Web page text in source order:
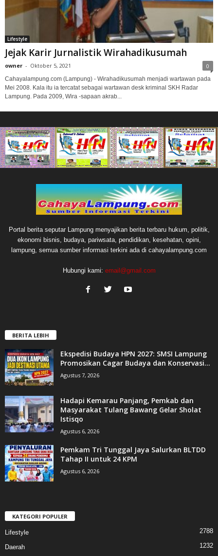
Lifestyle
Jejak Karir Jurnalistik Wirahadikusumah
owner - Oktober 5, 2021 0
Cahayalampung.com (Lampung) - Wirahadikusumah menjadi wartawan pada
Mei 2008. Kala itu ia tercatat sebagai wartawan desk kriminal SKH Radar
Lampung. Pada 2009, Wira -sapaan akrab...
Portal berita seputar Lampung menyajikan berita terbaru hukum, politik,
ekonomi bisnis, budaya, pariwsata, pendidikan, kesehatan, opini,
lampung, semua sumber informasi terkini ada di cahayalampung.com
Hubungi kami: email@gmail.com
BERITA LEBIH
Ekspedisi Budaya HPN 2027: SMSI Lampung
Promosikan Cagar Budaya dan Konservasi...
Agustus 7, 2026
Hadapi Kemarau Panjang, Pemkab dan
Masyarakat Tulang Bawang Gelar Sholat
Istisqo
Agustus 6, 2026
Pemkam Tri Tunggal Jaya Salurkan BLTDD
Tahap II untuk 24 KPM
Agustus 6, 2026
KATEGORI POPULER
Lifestyle 2788
Daerah 1232